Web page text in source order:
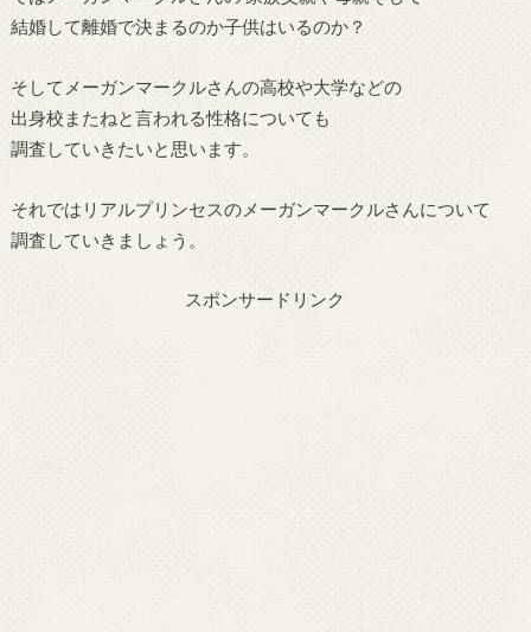
結婚して離婚で決まるのか子供はいるのか？
そしてメーガンマークルさんの高校や大学などの
出身校またねと言われる性格についても
調査していきたいと思います。
それではリアルプリンセスのメーガンマークルさんについて
調査していきましょう。
スポンサードリンク